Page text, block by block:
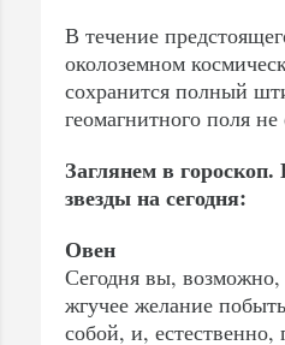
В течение
околоземном
сохранится полный
геомагнитного поля не
Заглянем в
звезды на сегодня:
Овен
Сегодня вы, возможно,
жгучее желание
собой, и,